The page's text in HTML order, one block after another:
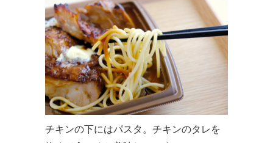
チキンの下にはパスタ。チキンのタレを